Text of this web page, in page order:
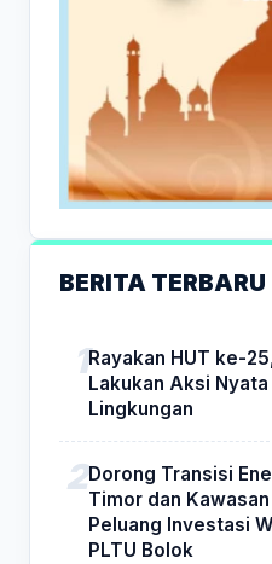
BERITA TERBARU
Rayakan HUT ke-
Lakukan Aksi
Lingkungan
Dorong Transisi
Timor dan
Peluang Investasi
PLTU Bolok